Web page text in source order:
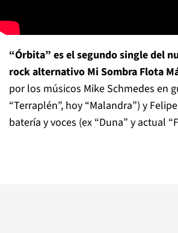
“Órbita” es el segundo single del
rock alternativo Mi Sombra Flota
por los músicos Mike Schmedes en
“Terraplén”, hoy “Malandra”) y
batería y voces (ex “Duna” y actual